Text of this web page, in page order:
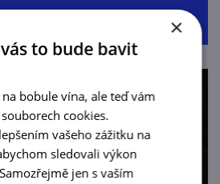
×
to bude bavit
bobule vína, ale teď vám
cookies.
vašeho zážitku na
sledovali výkon
jen s vaším